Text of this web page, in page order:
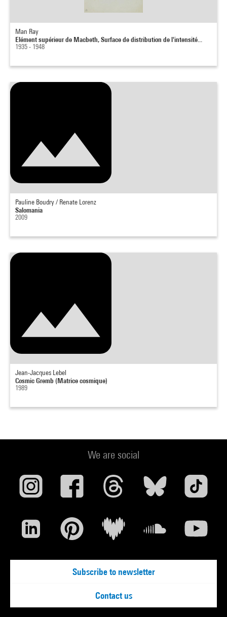
Man Ray
Elément supérieur de Macbeth, Surface de distribution de l'intensité...
1935 - 1948
Pauline Boudry / Renate Lorenz
Salomania
2009
Jean-Jacques Lebel
Cosmic Gremb (Matrice cosmique)
1989
We are social
Subscribe to newsletter
Contact us